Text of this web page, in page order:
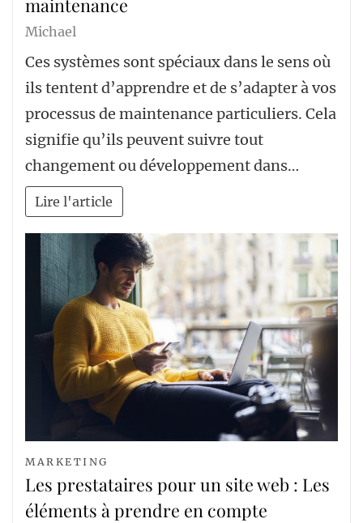
maintenance
Michael
Ces systèmes sont spéciaux dans le sens où
ils tentent d’apprendre et de s’adapter à vos
processus de maintenance particuliers. Cela
signifie qu’ils peuvent suivre tout
changement ou développement dans…
Lire l'article
MARKETING
Les prestataires pour un site web : Les
éléments à prendre en compte